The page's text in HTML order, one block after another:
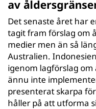
av
Det senaste året har
tagit fram förslag om
medier men än så
Australien.
igenom lagförslag
ännu inte
presenterat skarpa
håller på att utforma